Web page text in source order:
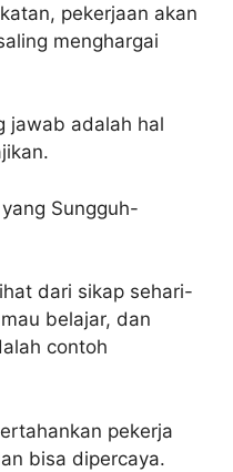
pekerjaan akan
menghargai
jawab adalah hal
Sungguh-
dari sikap sehari-
belajar, dan
contoh
pekerja
bisa dipercaya.